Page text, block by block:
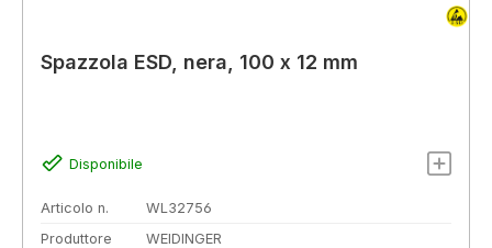
Spazzola ESD, nera, 100 x 12 mm
Disponibile
Articolo n.
WL32756
Produttore
WEIDINGER